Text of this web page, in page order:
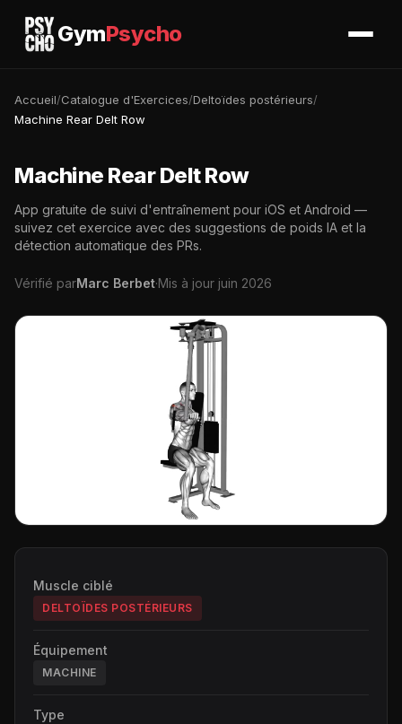
GymPsycho
Accueil/Catalogue d'Exercices/Deltoïdes postérieurs/
Machine Rear Delt Row
Machine Rear Delt Row
App gratuite de suivi d'entraînement pour iOS et Android —
suivez cet exercice avec des suggestions de poids IA et la
détection automatique des PRs.
Vérifié parMarc Berbet·Mis à jour juin 2026
Muscle ciblé
DELTOÏDES POSTÉRIEURS
Équipement
MACHINE
Type